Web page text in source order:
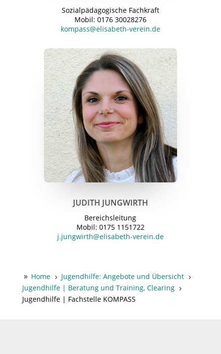
Sozialpädagogische Fachkraft
Mobil: 0176 30028276
kompass@elisabeth-verein.de
JUDITH JUNGWIRTH
Bereichsleitung
Mobil: 0175 1151722
j.jungwirth@elisabeth-verein.de
9 Home 5 Jugendhilfe: Angebote und Übersicht 5
Jugendhilfe | Beratung und Training, Clearing 5
Jugendhilfe | Fachstelle KOMPASS